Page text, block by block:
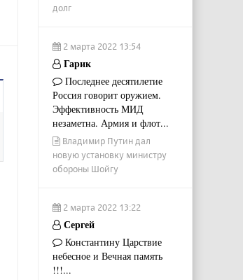
долг
2 марта 2022 13:54
Гарик
Последнее десятилетие
Россия говорит оружием.
Эффективность МИД
незаметна. Армия и флот...
Владимир Путин дал
новую установку министру
обороны Шойгу
2 марта 2022 13:22
Сергей
Константину Царствие
небесное и Вечная память
!!!...